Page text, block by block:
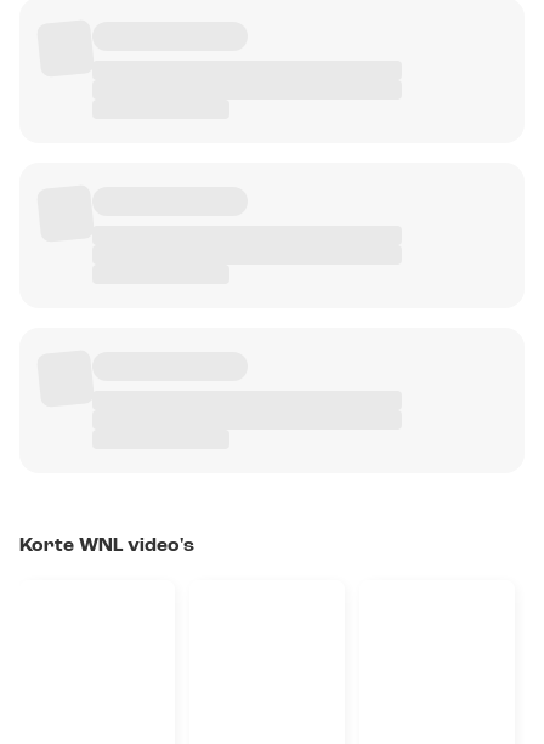
Korte WNL video's